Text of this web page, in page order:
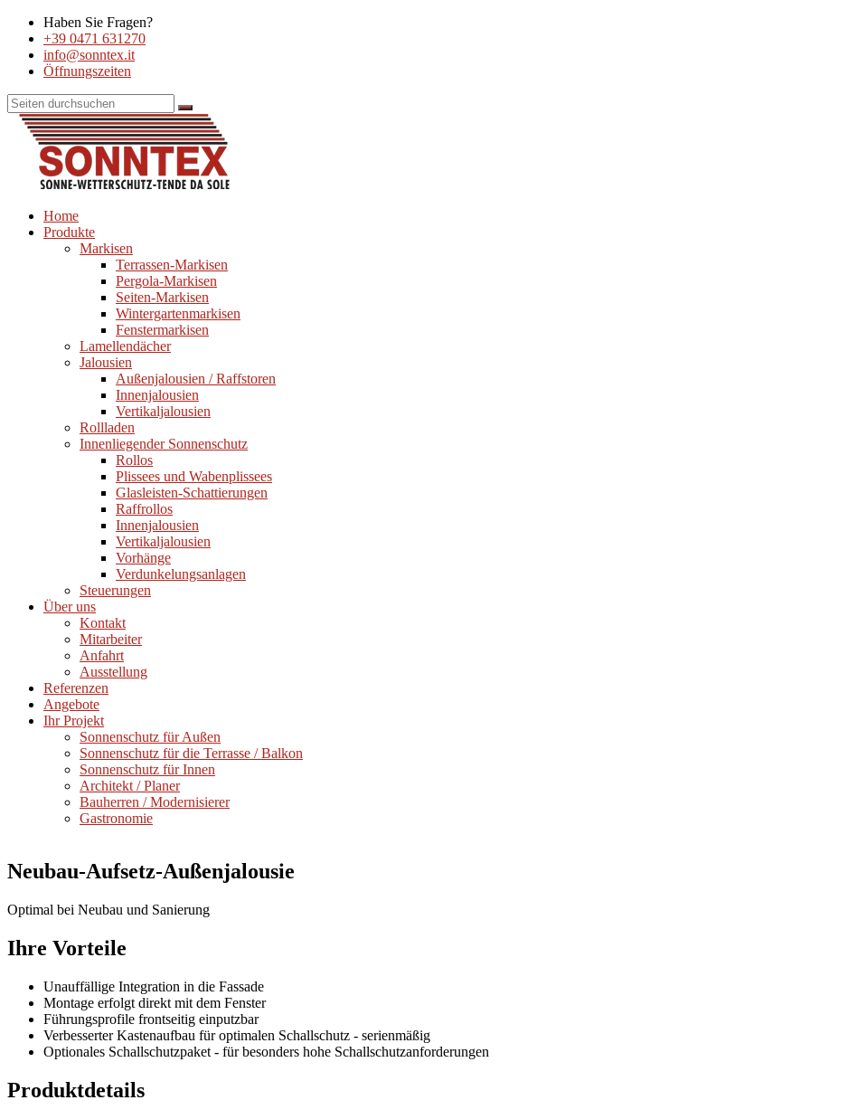
Haben Sie Fragen?
+39 0471 631270
info@sonntex.it
Öffnungszeiten
Home
Produkte
Markisen
Terrassen-Markisen
Pergola-Markisen
Seiten-Markisen
Wintergartenmarkisen
Fenstermarkisen
Lamellendächer
Jalousien
Außenjalousien / Raffstoren
Innenjalousien
Vertikaljalousien
Rollladen
Innenliegender Sonnenschutz
Rollos
Plissees und Wabenplissees
Glasleisten-Schattierungen
Raffrollos
Innenjalousien
Vertikaljalousien
Vorhänge
Verdunkelungsanlagen
Steuerungen
Über uns
Kontakt
Mitarbeiter
Anfahrt
Ausstellung
Referenzen
Angebote
Ihr Projekt
Sonnenschutz für Außen
Sonnenschutz für die Terrasse / Balkon
Sonnenschutz für Innen
Architekt / Planer
Bauherren / Modernisierer
Gastronomie
Neubau-Aufsetz-Außenjalousie
Optimal bei Neubau und Sanierung
Ihre Vorteile
Unauffällige Integration in die Fassade
Montage erfolgt direkt mit dem Fenster
Führungsprofile frontseitig einputzbar
Verbesserter Kastenaufbau für optimalen Schallschutz - serienmäßig
Optionales Schallschutzpaket - für besonders hohe Schallschutzanforderungen
Produktdetails